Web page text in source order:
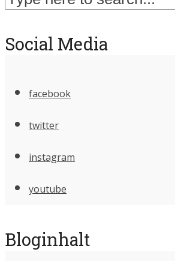
Social Media
facebook
twitter
instagram
youtube
Bloginhalt